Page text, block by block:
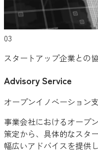
03
スタートアップ企業との
Advisory Service
オープンイノベーション
事業会社におけるオープ
策定から、具体的なスタ
幅広いアドバイスを提供し